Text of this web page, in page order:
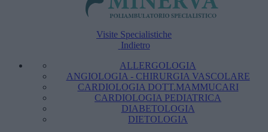
Visite Specialistiche
Indietro
ALLERGOLOGIA
ANGIOLOGIA - CHIRURGIA VASCOLARE
CARDIOLOGIA DOTT.MAMMUCARI
CARDIOLOGIA PEDIATRICA
DIABETOLOGIA
DIETOLOGIA